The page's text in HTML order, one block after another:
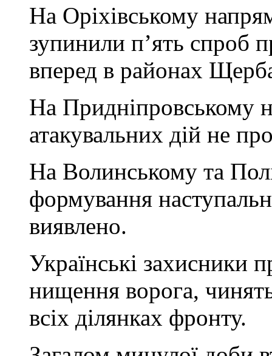
На Оріхівському
зупинили п’ять спроб
вперед в районах
На Придніпровському
атакувальних дій не
На Волинському та
формування
виявлено.
Українські захисники
нищення ворога,
всіх ділянках фронту.